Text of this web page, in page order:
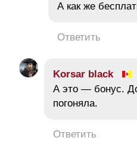
А как же
Ответить
Korsar black
А это — бонус.
погоняла.
Ответить